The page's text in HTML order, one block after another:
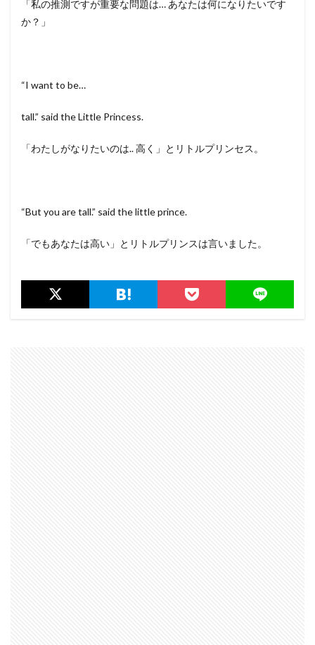
「私の推測ですが重要な問題は… あなたは何になりたいです
か？」
“I want to be…
tall.” said the Little Princess.
「わたしがなりたいのは.. 高く」とリトルプリンセス。
“But you are tall.” said the little prince.
「でもあなたは高い」とリトルプリンスは言いました。